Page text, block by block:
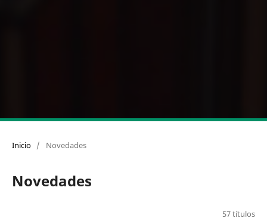
Inicio / Novedades
Novedades
57 títulos